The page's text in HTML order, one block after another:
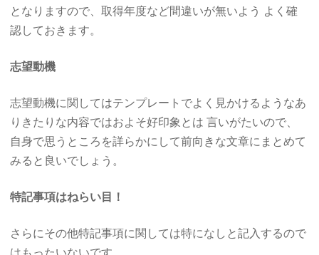
となりますので、取得年度など間違いが無いよう よく確
認しておきます。
志望動機
志望動機に関してはテンプレートでよく見かけるようなあ
りきたりな内容ではおよそ好印象とは 言いがたいので、
自身で思うところを詳らかにして前向きな文章にまとめて
みると良いでしょう。
特記事項はねらい目！
さらにその他特記事項に関しては特になしと記入するので